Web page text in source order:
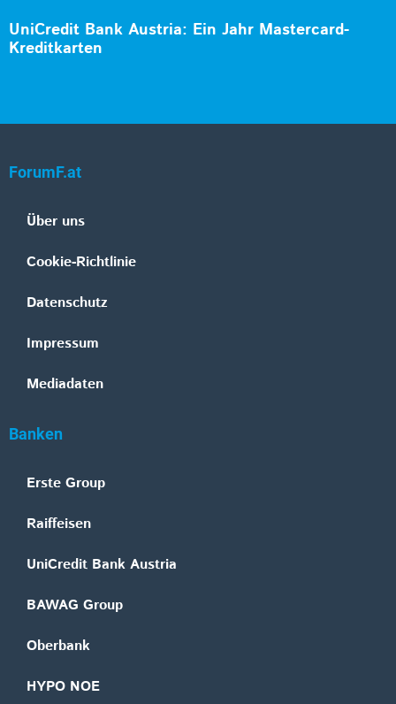
UniCredit Bank Austria: Ein Jahr Mastercard-
Kreditkarten
ForumF.at
Über uns
Cookie-Richtlinie
Datenschutz
Impressum
Mediadaten
Banken
Erste Group
Raiffeisen
UniCredit Bank Austria
BAWAG Group
Oberbank
HYPO NOE